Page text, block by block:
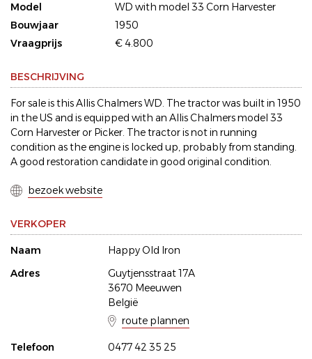
Model
WD with model 33 Corn Harvester
Bouwjaar
1950
Vraagprijs
€ 4.800
BESCHRIJVING
For sale is this Allis Chalmers WD. The tractor was built in 1950
in the US and is equipped with an Allis Chalmers model 33
Corn Harvester or Picker. The tractor is not in running
condition as the engine is locked up, probably from standing.
A good restoration candidate in good original condition.
bezoek website
VERKOPER
Naam
Happy Old Iron
Adres
Guytjensstraat 17A
3670 Meeuwen
België
route plannen
Telefoon
0477 42 35 25